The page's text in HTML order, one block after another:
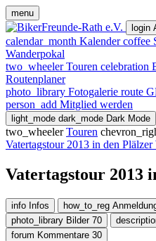
menu
login
calendar_month Kalender coffee
Wanderpokal
two_wheeler Touren celebration
Routenplaner
photo_library Fotogalerie route
person_add Mitglied werden
light_mode dark_mode Dark Mode
two_wheeler Touren
Vatertagstour 2013 in den Plälzer
Vatertagstour 2013
info Infos how_to_reg
photo_library Bilder 70
forum Kommentare 30